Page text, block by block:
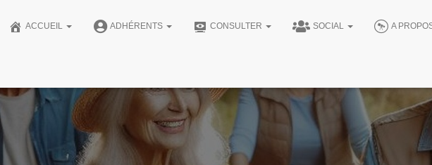
ACCUEIL ADHÉRENTS CONSULTER SOCIAL A